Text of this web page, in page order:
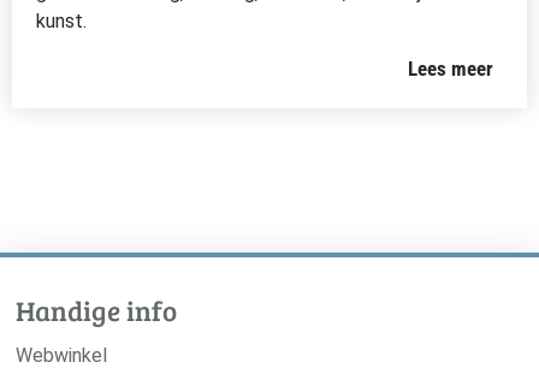
kunst.
Lees meer
Handige info
Webwinkel